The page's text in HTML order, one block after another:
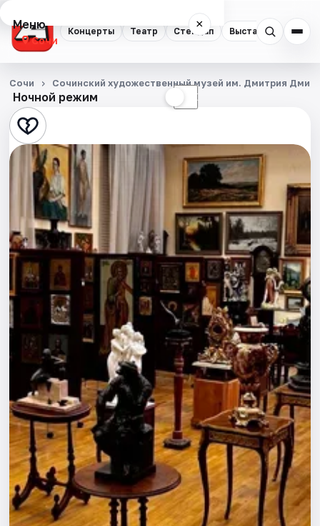
Концерты Театр Стендап Выставки
Меню ×
Сочи
Концерты
Театр
Стендап
Выставки
Квесты
Экскурсии
Спорт
События
Города
Площадки
Артисты
Рейтинги
Ночной режим ☾
Сочи Сочинский художественный музей им. Дмитрия